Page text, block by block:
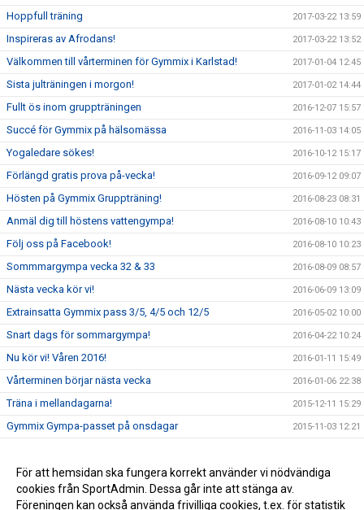
Hoppfull träning 2017-03-22 13:59
Inspireras av Afrodans! 2017-03-22 13:52
Välkommen till vårterminen för Gymmix i Karlstad! 2017-01-04 12:45
Sista julträningen i morgon! 2017-01-02 14:44
Fullt ös inom gruppträningen 2016-12-07 15:57
Succé för Gymmix på hälsomässa 2016-11-03 14:05
Yogaledare sökes! 2016-10-12 15:17
Förlängd gratis prova på-vecka! 2016-09-12 09:07
Hösten på Gymmix Gruppträning! 2016-08-23 08:31
Anmäl dig till höstens vattengympa! 2016-08-10 10:43
Följ oss på Facebook! 2016-08-10 10:23
Sommmargympa vecka 32 & 33 2016-08-09 08:57
Nästa vecka kör vi! 2016-06-09 13:09
Extrainsatta Gymmix pass 3/5, 4/5 och 12/5 2016-05-02 10:00
Snart dags för sommargympa! 2016-04-22 10:24
Nu kör vi! Våren 2016! 2016-01-11 15:49
Vårterminen börjar nästa vecka 2016-01-06 22:38
Träna i mellandagarna! 2015-12-11 15:29
Gymmix Gympa-passet på onsdagar 2015-11-03 12:21
Ändrat pass i morgon torsdag 2015-09-09 14:53
Träna gratis hela sommaren 2015-06-01 22:32
För att hemsidan ska fungera korrekt använder vi nödvändiga
cookies från SportAdmin. Dessa går inte att stänga av.
Föreningen kan också använda frivilliga cookies, t.ex. för statistik